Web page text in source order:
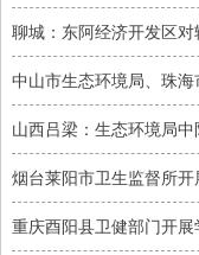
聊城：东阿经济开发区
中山市生态环境局、珠
山西吕梁：生态环境局
烟台莱阳市卫生监督所
重庆酉阳县卫健部门开